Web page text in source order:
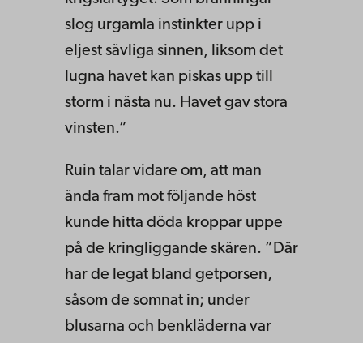
slog urgamla instinkter upp i
eljest sävliga sinnen, liksom det
lugna havet kan piskas upp till
storm i nästa nu. Havet gav stora
vinsten.”
Ruin talar vidare om, att man
ända fram mot följande höst
kunde hitta döda kroppar uppe
på de kringliggande skären. ”Där
har de legat bland getporsen,
såsom de somnat in; under
blusarna och benkläderna var